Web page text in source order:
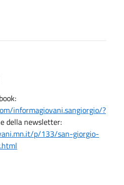
informagiovani.sangiorgio/?
della newsletter:
p/133/san-giorgio-